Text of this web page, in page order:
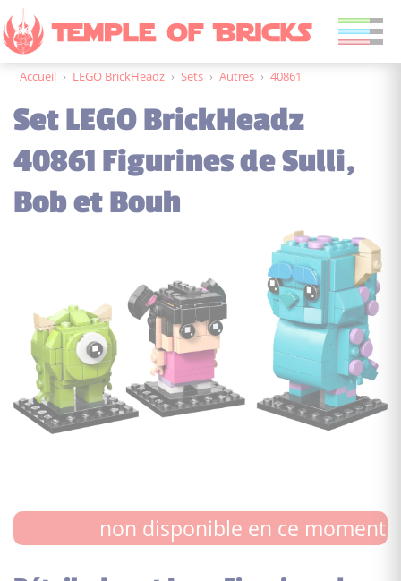
Accueil › LEGO BrickHeadz › Sets › Autres › 40861
Set LEGO BrickHeadz
40861 Figurines de Sulli,
Bob et Bouh
non disponible en ce moment